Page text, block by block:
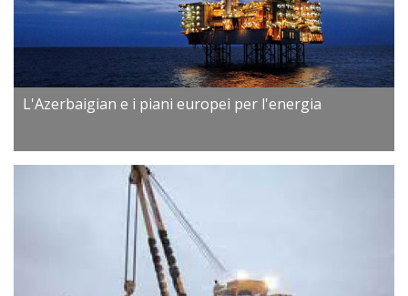
L'Azerbaigian e i piani europei per l'energia